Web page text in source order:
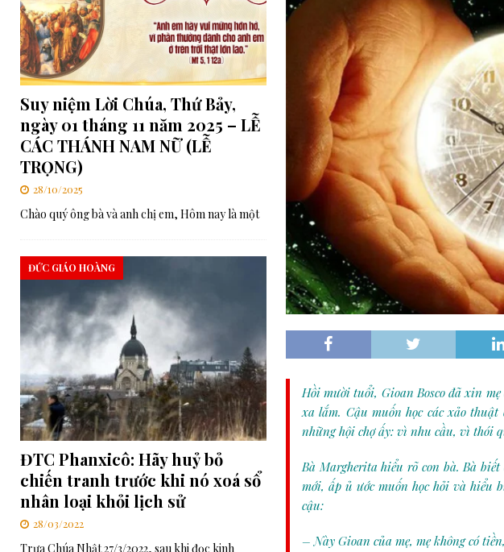
[ 06/08/2026 ] Đối thoại Kitô giáo–Khổng giáo: Cùng nhau xây dựng một thế giới hài hòa hơn
[ 06/08/2026 ] Lễ Tôn phong Chân phước cho Cha Elia Comini và các linh mục tử đạo tại Monte
[ 07/08/2026 ] RMG – Văn kiện Ban Tổng Cố Vấn Số 448: Những Gợi Ý Của Cha Bề Trên Cả Về
Chúa” TRUNG ƯƠNG
Hồi mười tuổi, Gioan Bosco đã xin
xa lắm. Cậu muốn học các xảo
những hội chợ ấy: vì nhu cầu, vì thói
Bà Margherita hiểu rõ con bà. Bà
mới, ấp ủ ước muốn học hỏi và hiểu
cậu:
– Này Gioan của mẹ, mẹ không có
Suy niệm Lời Chúa, Thứ Bảy,
ngày 01 tháng 11 năm 2025 – LỄ
CÁC THÁNH NAM NỮ (LỄ
TRỌNG)
28/10/2025
Chào quý ông bà và anh chị em, Hôm nay là một
ĐTC Phanxicô: Hãy huỷ bỏ
chiến tranh trước khi nó xoá sổ
nhân loại khỏi lịch sử
ĐỨC GIÁO HOÀNG
28/03/2022
Trưa Chúa Nhật 27/3/2022, sau khi đọc kinh